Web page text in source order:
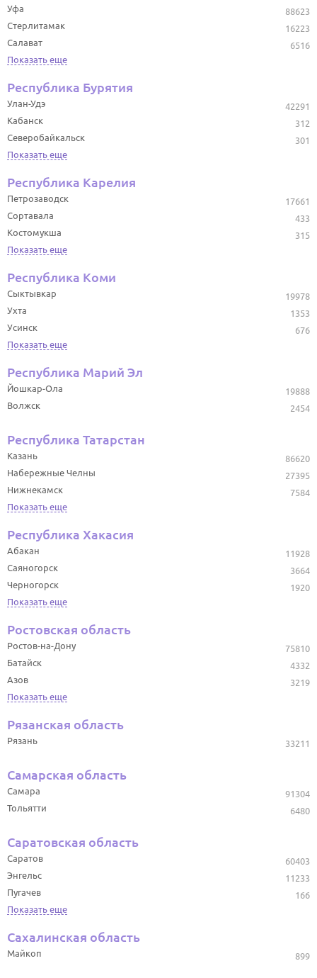
88623
Уфа
16223
Стерлитамак
6516
Салават
Показать еще
Республика Бурятия
42291
Улан-Удэ
312
Кабанск
301
Северобайкальск
Показать еще
Республика Карелия
17661
Петрозаводск
433
Сортавала
315
Костомукша
Показать еще
Республика Коми
19978
Сыктывкар
1353
Ухта
676
Усинск
Показать еще
Республика Марий Эл
19888
Йошкар-Ола
2454
Волжск
Республика Татарстан
86620
Казань
27395
Набережные Челны
7584
Нижнекамск
Показать еще
Республика Хакасия
11928
Абакан
3664
Саяногорск
1920
Черногорск
Показать еще
Ростовская область
75810
Ростов-на-Дону
4332
Батайск
3219
Азов
Показать еще
Рязанская область
33211
Рязань
Самарская область
91304
Самара
6480
Тольятти
Саратовская область
60403
Саратов
11233
Энгельс
166
Пугачев
Показать еще
Сахалинская область
899
Майкоп